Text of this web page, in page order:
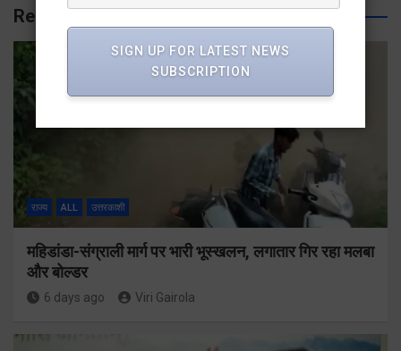
Related Posts
राज्य ALL उत्तरकाशी
महिडांडा-संग्राली मार्ग पर भारी भूस्खलन, लगातार गिर रहा मलबा
और बोल्डर
6 days ago Viri Gairola
SIGN UP FOR LATEST NEWS
SUBSCRIPTION